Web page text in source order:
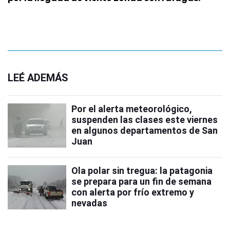
LEÉ ADEMÁS
Por el alerta meteorológico,
suspenden las clases este viernes
en algunos departamentos de San
Juan
Ola polar sin tregua: la patagonia
se prepara para un fin de semana
con alerta por frío extremo y
nevadas